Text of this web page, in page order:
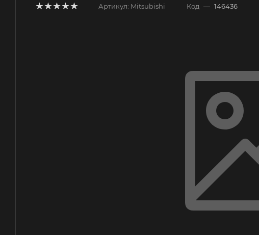
Артикул: Mitsubishi Код — 146436